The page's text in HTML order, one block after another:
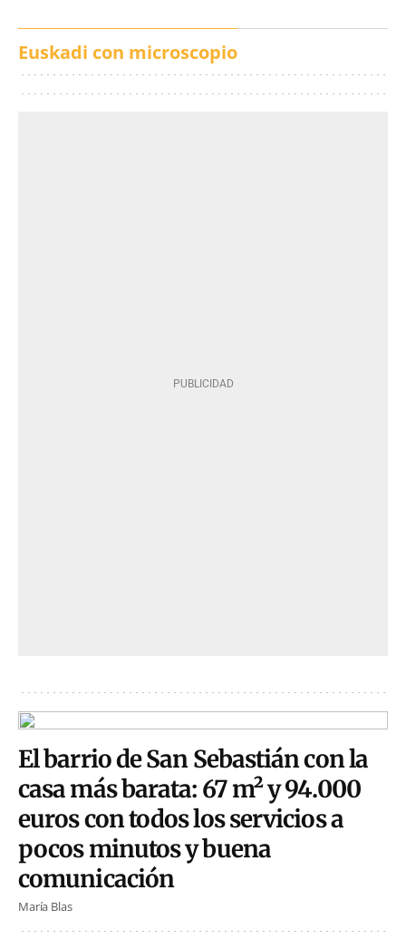
Euskadi con microscopio
El barrio de San Sebastián con la
casa más barata: 67 m² y 94.000
euros con todos los servicios a
pocos minutos y buena
comunicación
María Blas